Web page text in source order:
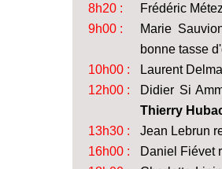
8h20 :
Frédéric
9h00 :
Marie
bonne tasse
10h00 :
Laurent
12h00 :
Didier Si
Thierry
13h30 :
Jean Lebrun
16h00 :
Daniel Fiévet